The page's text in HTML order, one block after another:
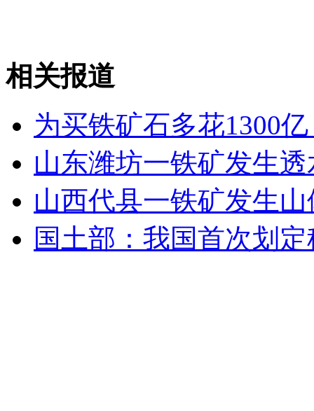
山西运城恶犬咬伤多人 警民合力深夜将其击毙
女孩北京地铁殴打老人 痛下狠手拳打脚踢
无痛分娩是否安全 医生回应
外交部：反对强权政治霸凌主义
相关报道
为买铁矿石多花1300
山东潍坊一铁矿发生
山西代县一铁矿发生
国土部：我国首次划